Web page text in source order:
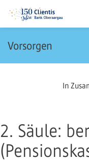
Vorsorgen
In
2. Säule: